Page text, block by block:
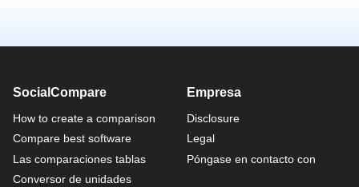
SocialCompare
How to create a comparison
Compare best software
Las comparaciones tablas
Conversor de unidades
Empresa
Disclosure
Legal
Póngase en contacto con